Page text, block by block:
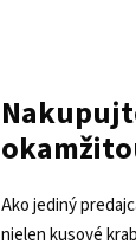
Ako jediný
nielen kusové